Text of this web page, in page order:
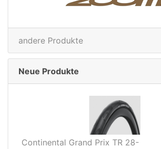
andere Produkte
Neue Produkte
Continental Grand Prix TR 28-